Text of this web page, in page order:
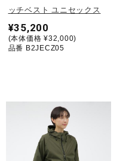
ッチベスト ユニセックス
¥35,200
(本体価格 ¥32,000)
品番 B2JECZ05